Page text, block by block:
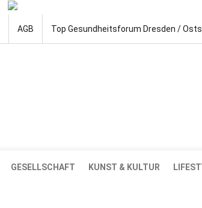
AGB Top Gesundheitsforum Dresden /
GESELLSCHAFT KUNST & KULTUR